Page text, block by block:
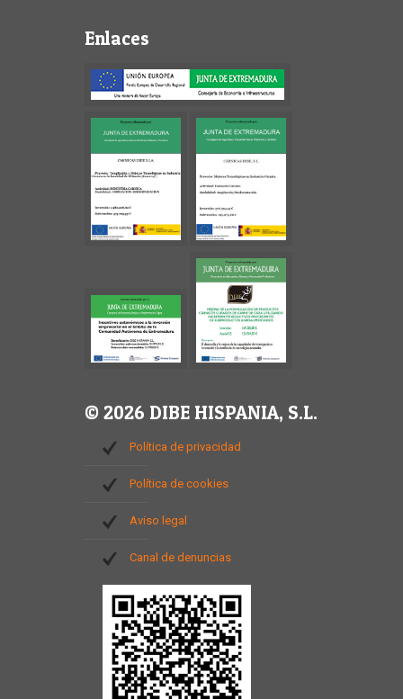
Enlaces
© 2026 DIBE HISPANIA, S.L.
Política de privacidad
Política de cookies
Aviso legal
Canal de denuncias